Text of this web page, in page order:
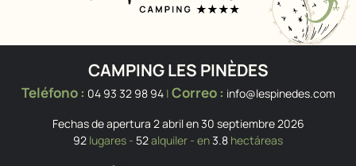
CAMPING LES PINÈDES
Teléfono : 04 93 32 98 94| Correo : info@lespinedes.com
Fechas de apertura 2 abril en 30 septiembre 2026
92 lugares - 52alquiler - en3.8 hectáreas